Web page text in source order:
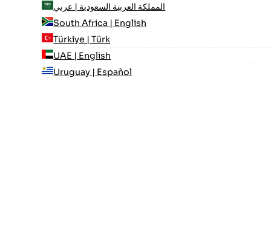
المملكة العربية السعودية | عربي
South Africa | English
Türkiye | Türk
UAE | English
Uruguay | Español